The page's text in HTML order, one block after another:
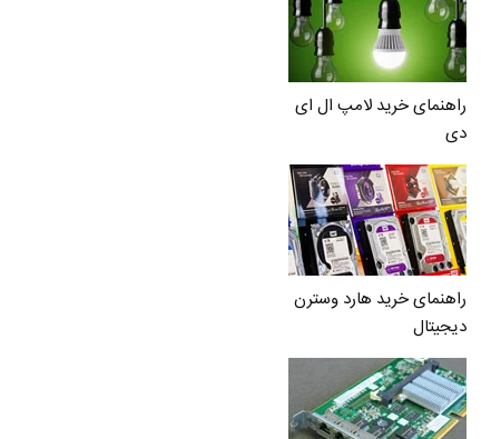
راهنمای خرید لامپ ال ای
دی
راهنمای خرید هارد وسترن
دیجیتال